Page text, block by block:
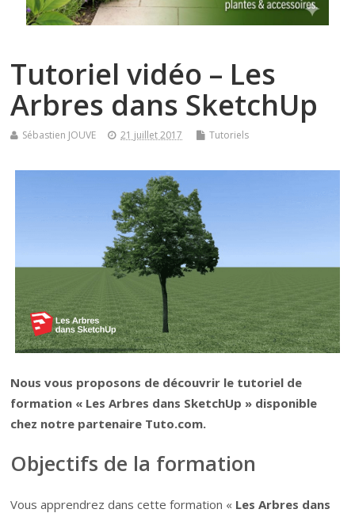
Tutoriel vidéo – Les
Arbres dans SketchUp
Sébastien JOUVE 21 juillet 2017 Tutoriels
Nous vous proposons de découvrir le tutoriel de
formation « Les Arbres dans SketchUp » disponible
chez notre partenaire Tuto.com.
Objectifs de la formation
Vous apprendrez dans cette formation « Les Arbres dans